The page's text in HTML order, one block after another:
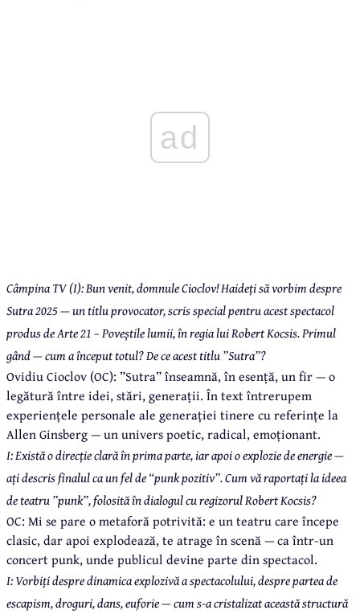
ad
Câmpina TV (I): Bun venit, domnule Cioclov! Haideți să vorbim despre
Sutra 2025 — un titlu provocator, scris special pentru acest spectacol
produs de Arte 21 – Poveștile lumii, în regia lui Robert Kocsis. Primul
gând — cum a început totul? De ce acest titlu ”Sutra”?
Ovidiu Cioclov (OC): ”Sutra” înseamnă, în esență, un fir — o
legătură între idei, stări, generații. În text întrerupem
experiențele personale ale generației tinere cu referințe la
Allen Ginsberg — un univers poetic, radical, emoționant.
I: Există o direcție clară în prima parte, iar apoi o explozie de energie —
ați descris finalul ca un fel de “punk pozitiv”. Cum vă raportați la ideea
de teatru ”punk”, folosită în dialogul cu regizorul Robert Kocsis?
OC: Mi se pare o metaforă potrivită: e un teatru care începe
clasic, dar apoi explodează, te atrage în scenă — ca într-un
concert punk, unde publicul devine parte din spectacol.
I: Vorbiți despre dinamica explozivă a spectacolului, despre partea de
escapism, droguri, dans, euforie — cum s-a cristalizat această structură